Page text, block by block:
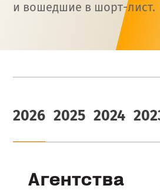
и вошедшие в шорт-лист.
2026 2025 2024
Агентства